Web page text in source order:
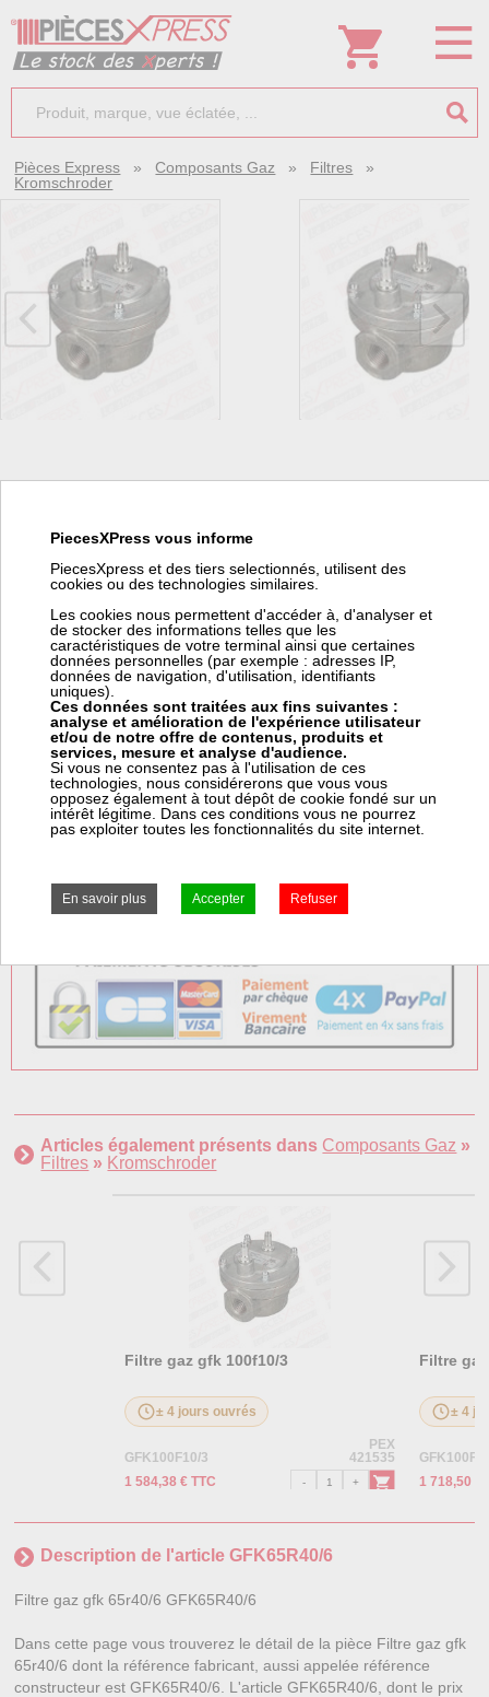
Pièces Express »Composants Gaz » Filtres »
Kromschroder
Code article Pièces Express:421548
Prix: Prix pro, connectez vous
676,62 € HT
811,94 € TTC
± 4 jours ouvrés
Frais Colissimo TTC : 7,50 €
Frais Express TTC : 7,50 €
Articles également présents dans Composants Gaz »
Filtres » Kromschroder
Filtre gaz gfk 100f10/3
± 4 jours ouvrés
PEX
GFK100F10/3
421535
1 584,38 € TTC
Filtre
± 4
1 718,50 €
Description de l'article GFK65R40/6
Filtre gaz gfk 65r40/6 GFK65R40/6
Dans cette page vous trouverez le détail de la pièce Filtre gaz gfk
65r40/6 dont la référence fabricant, aussi appelée référence
constructeur est GFK65R40/6. L'article GFK65R40/6, dont le prix
PiecesXPress vous informe
PiecesXpress et des tiers selectionnés, utilisent des
cookies ou des technologies similaires.
Les cookies nous permettent d'accéder à, d'analyser et
de stocker des informations telles que les
caractéristiques de votre terminal ainsi que certaines
données personnelles (par exemple : adresses IP,
données de navigation, d'utilisation, identifiants
uniques).
Ces données sont traitées aux fins suivantes :
analyse et amélioration de l'expérience utilisateur
et/ou de notre offre de contenus, produits et
services, mesure et analyse d'audience.
Si vous ne consentez pas à l'utilisation de ces
technologies, nous considérerons que vous vous
opposez également à tout dépôt de cookie fondé sur un
intérêt légitime. Dans ces conditions vous ne pourrez
pas exploiter toutes les fonctionnalités du site internet.